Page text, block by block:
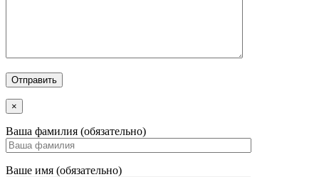
×
Ваша фамилия (обязательно)
Ваше имя (обязательно)